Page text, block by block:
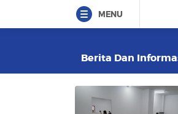
MENU
Berita Dan